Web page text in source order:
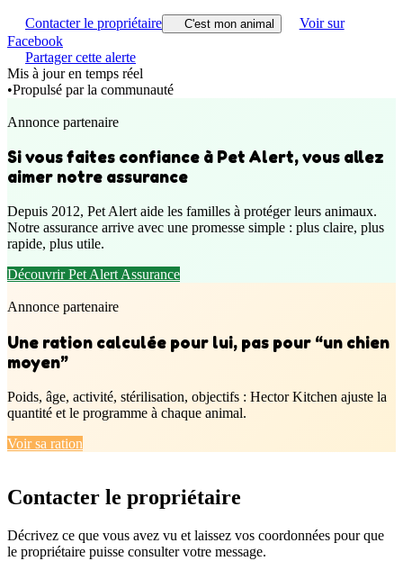
Contacter le propriétaire C'est mon animal
Voir sur
Facebook
Partager cette alerte
Mis à jour en temps réel
•Propulsé par la communauté
Annonce partenaire
Si vous faites confiance à Pet Alert, vous allez
aimer notre assurance
Depuis 2012, Pet Alert aide les familles à protéger leurs animaux.
Notre assurance arrive avec une promesse simple : plus claire, plus
rapide, plus utile.
Découvrir Pet Alert Assurance
Annonce partenaire
Une ration calculée pour lui, pas pour “un chien
moyen”
Poids, âge, activité, stérilisation, objectifs : Hector Kitchen ajuste la
quantité et le programme à chaque animal.
Voir sa ration
Contacter le propriétaire
Décrivez ce que vous avez vu et laissez vos coordonnées pour que
le propriétaire puisse consulter votre message.